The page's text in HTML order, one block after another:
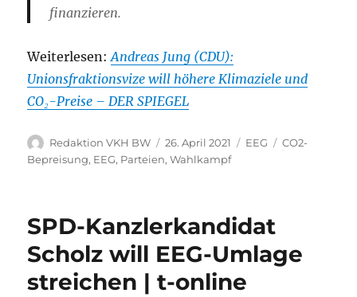
finanzieren.
Weiterlesen:Andreas Jung (CDU):
Unionsfraktionsvize will höhere Klimaziele und
CO₂-Preise – DER SPIEGEL
Autor
Redaktion VKH BW
Veröffentlicht
am
26. April 2021 Kategorien
EEG Schlagwörter
CO2-
Bepreisung, EEG, Parteien,Wahlkampf
SPD-Kanzlerkandidat
Scholz will EEG-Umlage
streichen | t-online